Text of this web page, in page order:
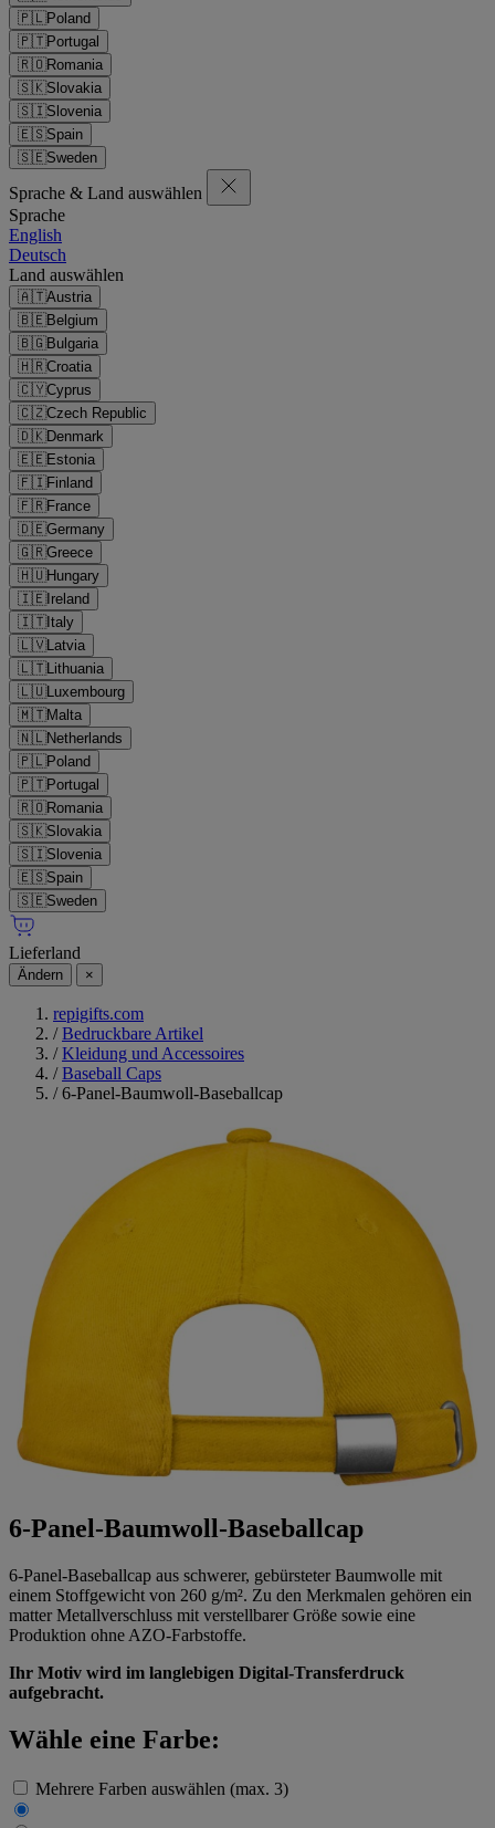
🇵🇱Poland
🇵🇹Portugal
🇷🇴Romania
🇸🇰Slovakia
🇸🇮Slovenia
🇪🇸Spain
🇸🇪Sweden
Sprache & Land auswählen
Sprache
English
Deutsch
Land auswählen
🇦🇹Austria
🇧🇪Belgium
🇧🇬Bulgaria
🇭🇷Croatia
🇨🇾Cyprus
🇨🇿Czech Republic
🇩🇰Denmark
🇪🇪Estonia
🇫🇮Finland
🇫🇷France
🇩🇪Germany
🇬🇷Greece
🇭🇺Hungary
🇮🇪Ireland
🇮🇹Italy
🇱🇻Latvia
🇱🇹Lithuania
🇱🇺Luxembourg
🇲🇹Malta
🇳🇱Netherlands
🇵🇱Poland
🇵🇹Portugal
🇷🇴Romania
🇸🇰Slovakia
🇸🇮Slovenia
🇪🇸Spain
🇸🇪Sweden
Lieferland
Ändern ×
repigifts.com
/ Bedruckbare Artikel
/ Kleidung und Accessoires
/ Baseball Caps
/ 6-Panel-Baumwoll-Baseballcap
6-Panel-Baumwoll-Baseballcap
6-Panel-Baseballcap aus schwerer, gebürsteter Baumwolle mit
einem Stoffgewicht von 260 g/m². Zu den Merkmalen gehören ein
matter Metallverschluss mit verstellbarer Größe sowie eine
Produktion ohne AZO-Farbstoffe.
Ihr Motiv wird im langlebigen Digital-Transferdruck
aufgebracht.
Wähle eine Farbe:
Mehrere Farben auswählen (max. 3)